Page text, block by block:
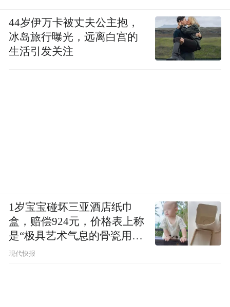
44岁伊万卡被丈夫公主抱，
冰岛旅行曝光，远离白宫的
生活引发关注
1岁宝宝碰坏三亚酒店纸巾
盒，赔偿924元，价格表上称
是“极具艺术气息的骨瓷用
品”
现代快报